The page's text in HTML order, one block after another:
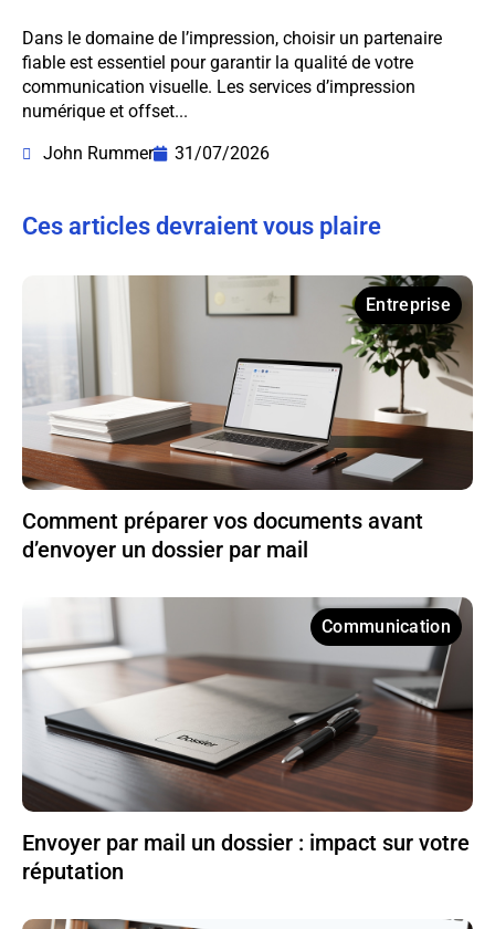
Dans le domaine de l’impression, choisir un partenaire
fiable est essentiel pour garantir la qualité de votre
communication visuelle. Les services d’impression
numérique et offset...
John Rummer
31/07/2026
Ces articles devraient vous plaire
Entreprise
Comment préparer vos documents avant
d’envoyer un dossier par mail
Communication
Envoyer par mail un dossier : impact sur votre
réputation